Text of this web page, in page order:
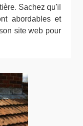
Sachez qu'il
abordables et
site web pour